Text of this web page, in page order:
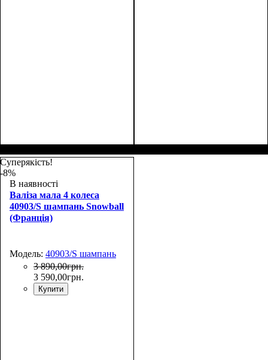
77х51х31+5
Суперякість!
-8%
В наявності
Валіза мала 4 колеса
40903/S шампань Snowball
(Франція)
Модель: 40903/S шампань
3 890,00грн.
3 590,00грн.
Купити